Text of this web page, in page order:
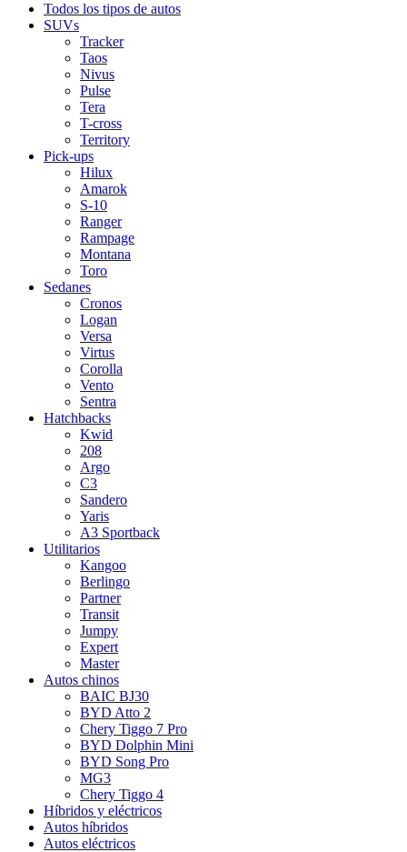
Todos los tipos de autos
SUVs
Tracker
Taos
Nivus
Pulse
Tera
T-cross
Territory
Pick-ups
Hilux
Amarok
S-10
Ranger
Rampage
Montana
Toro
Sedanes
Cronos
Logan
Versa
Virtus
Corolla
Vento
Sentra
Hatchbacks
Kwid
208
Argo
C3
Sandero
Yaris
A3 Sportback
Utilitarios
Kangoo
Berlingo
Partner
Transit
Jumpy
Expert
Master
Autos chinos
BAIC BJ30
BYD Atto 2
Chery Tiggo 7 Pro
BYD Dolphin Mini
BYD Song Pro
MG3
Chery Tiggo 4
Híbridos y eléctricos
Autos híbridos
Autos eléctricos